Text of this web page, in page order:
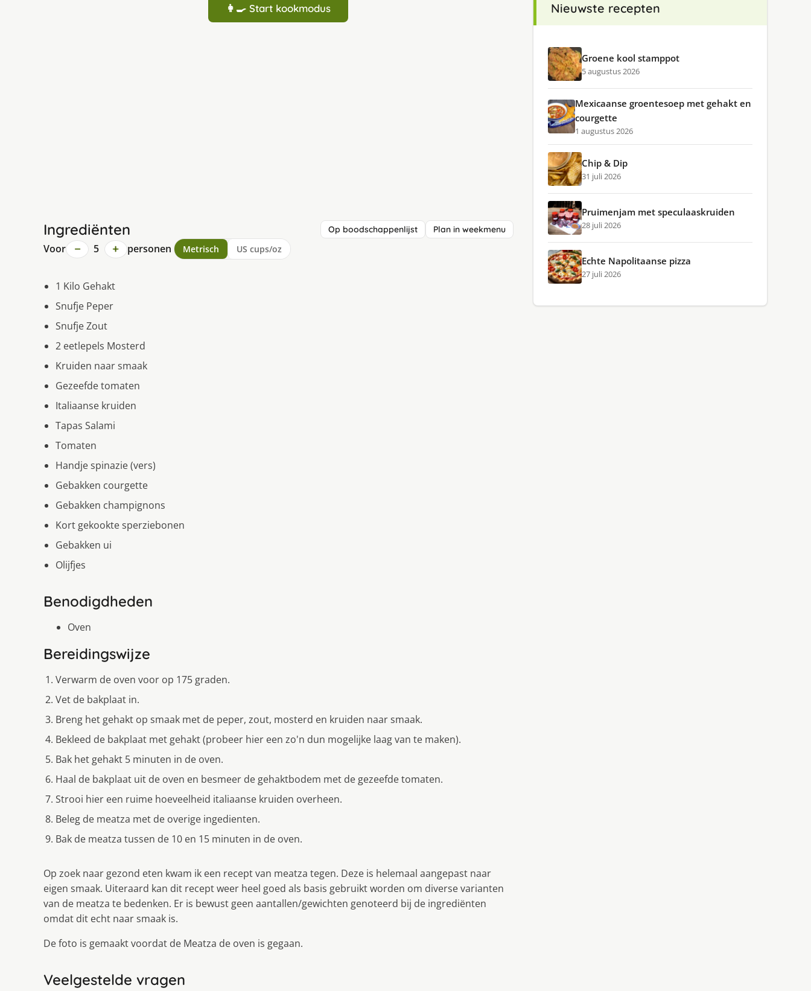
👩‍🍳 Start kookmodus
Ingrediënten Op boodschappenlijst Plan in weekmenu
Voor − 5 + personen Metrisch US cups/oz
1 Kilo Gehakt
Snufje Peper
Snufje Zout
2 eetlepels Mosterd
Kruiden naar smaak
Gezeefde tomaten
Italiaanse kruiden
Tapas Salami
Tomaten
Handje spinazie (vers)
Gebakken courgette
Gebakken champignons
Kort gekookte sperziebonen
Gebakken ui
Olijfjes
Benodigdheden
Oven
Bereidingswijze
Verwarm de oven voor op 175 graden.
Vet de bakplaat in.
Breng het gehakt op smaak met de peper, zout, mosterd en kruiden naar smaak.
Bekleed de bakplaat met gehakt (probeer hier een zo'n dun mogelijke laag van te maken).
Bak het gehakt 5 minuten in de oven.
Haal de bakplaat uit de oven en besmeer de gehaktbodem met de gezeefde tomaten.
Strooi hier een ruime hoeveelheid italiaanse kruiden overheen.
Beleg de meatza met de overige ingedienten.
Bak de meatza tussen de 10 en 15 minuten in de oven.
Op zoek naar gezond eten kwam ik een recept van meatza tegen. Deze is helemaal aangepast naar
eigen smaak. Uiteraard kan dit recept weer heel goed als basis gebruikt worden om diverse varianten
van de meatza te bedenken. Er is bewust geen aantallen/gewichten genoteerd bij de ingrediënten
omdat dit echt naar smaak is.
De foto is gemaakt voordat de Meatza de oven is gegaan.
Veelgestelde vragen
Nieuwste recepten
Groene kool stamppot
5 augustus 2026
Mexicaanse groentesoep met gehakt en
courgette
1 augustus 2026
Chip & Dip
31 juli 2026
Pruimenjam met speculaaskruiden
28 juli 2026
Echte Napolitaanse pizza
27 juli 2026